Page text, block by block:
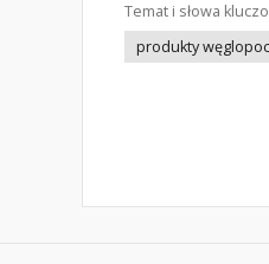
Temat i słowa
produkty